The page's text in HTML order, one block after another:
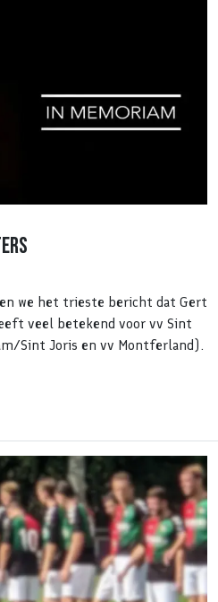
we het trieste bericht dat Gert
veel betekend voor vv Sint
Sint Joris en vv Montferland).